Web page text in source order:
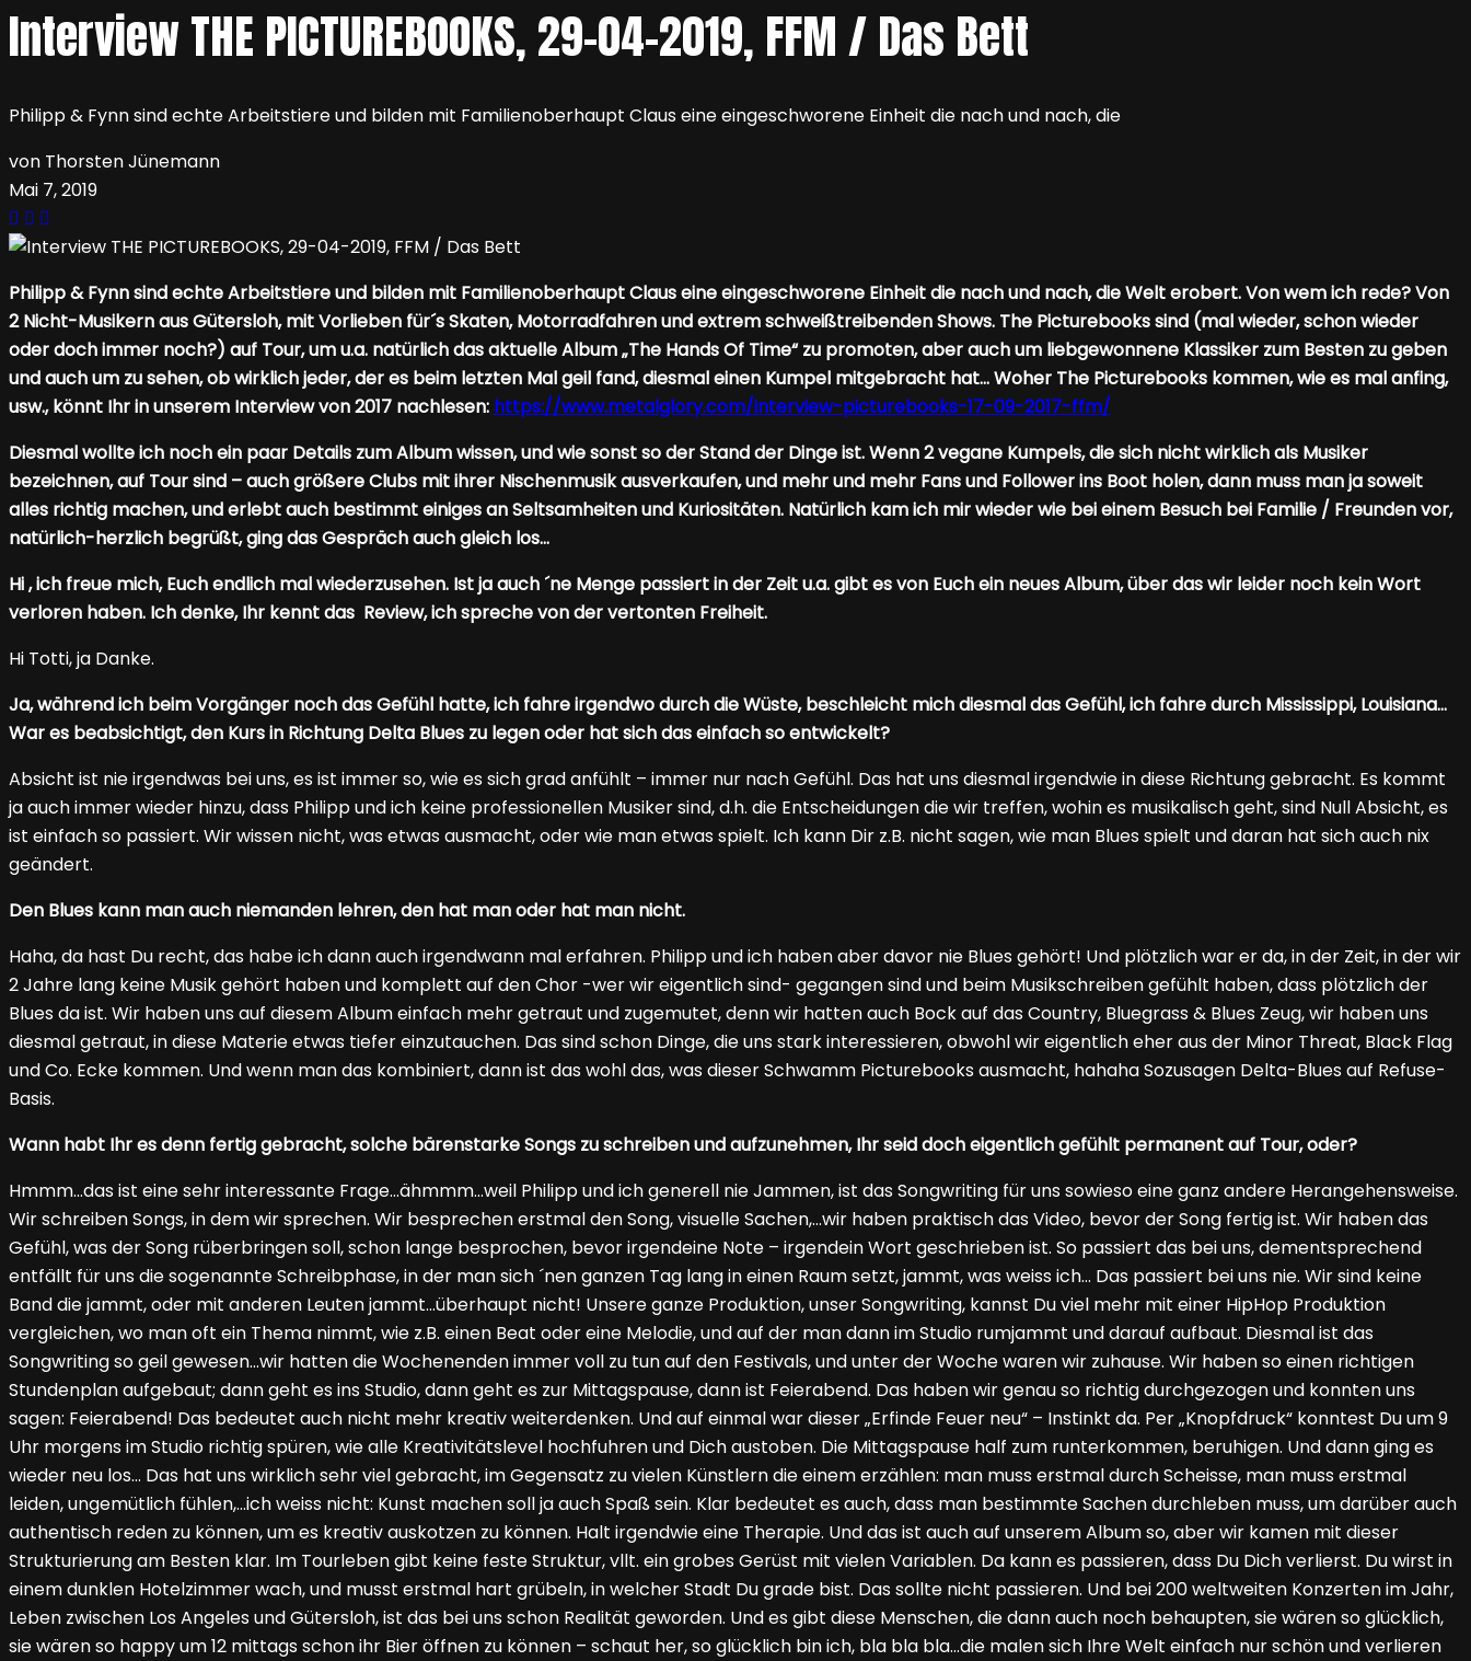
Interview THE PICTUREBOOKS, 29-04-2019, FFM / Das Bett
Philipp & Fynn sind echte Arbeitstiere und bilden mit Familienoberhaupt Claus eine eingeschworene Einheit die nach und nach, die
von Thorsten Jünemann
Mai 7, 2019
Philipp & Fynn sind echte Arbeitstiere und bilden mit Familienoberhaupt Claus eine eingeschworene Einheit die nach und nach, die Welt erobert. Von wem ich rede? Von
2 Nicht-Musikern aus Gütersloh, mit Vorlieben für´s Skaten, Motorradfahren und extrem schweißtreibenden Shows. The Picturebooks sind (mal wieder, schon wieder
oder doch immer noch?) auf Tour, um u.a. natürlich das aktuelle Album „The Hands Of Time“ zu promoten, aber auch um liebgewonnene Klassiker zum Besten zu geben
und auch um zu sehen, ob wirklich jeder, der es beim letzten Mal geil fand, diesmal einen Kumpel mitgebracht hat… Woher The Picturebooks kommen, wie es mal anfing,
usw., könnt Ihr in unserem Interview von 2017 nachlesen: https://www.metalglory.com/interview-picturebooks-17-09-2017-ffm/
Diesmal wollte ich noch ein paar Details zum Album wissen, und wie sonst so der Stand der Dinge ist. Wenn 2 vegane Kumpels, die sich nicht wirklich als Musiker
bezeichnen, auf Tour sind – auch größere Clubs mit ihrer Nischenmusik ausverkaufen, und mehr und mehr Fans und Follower ins Boot holen, dann muss man ja soweit
alles richtig machen, und erlebt auch bestimmt einiges an Seltsamheiten und Kuriositäten. Natürlich kam ich mir wieder wie bei einem Besuch bei Familie / Freunden vor,
natürlich-herzlich begrüßt, ging das Gespräch auch gleich los…
Hi , ich freue mich, Euch endlich mal wiederzusehen. Ist ja auch ´ne Menge passiert in der Zeit u.a. gibt es von Euch ein neues Album, über das wir leider noch kein Wort
verloren haben. Ich denke, Ihr kennt das Review, ich spreche von der vertonten Freiheit.
Hi Totti, ja Danke.
Ja, während ich beim Vorgänger noch das Gefühl hatte, ich fahre irgendwo durch die Wüste, beschleicht mich diesmal das Gefühl, ich fahre durch Mississippi, Louisiana…
War es beabsichtigt, den Kurs in Richtung Delta Blues zu legen oder hat sich das einfach so entwickelt?
Absicht ist nie irgendwas bei uns, es ist immer so, wie es sich grad anfühlt – immer nur nach Gefühl. Das hat uns diesmal irgendwie in diese Richtung gebracht. Es kommt
ja auch immer wieder hinzu, dass Philipp und ich keine professionellen Musiker sind, d.h. die Entscheidungen die wir treffen, wohin es musikalisch geht, sind Null Absicht, es
ist einfach so passiert. Wir wissen nicht, was etwas ausmacht, oder wie man etwas spielt. Ich kann Dir z.B. nicht sagen, wie man Blues spielt und daran hat sich auch nix
geändert.
Den Blues kann man auch niemanden lehren, den hat man oder hat man nicht.
Haha, da hast Du recht, das habe ich dann auch irgendwann mal erfahren. Philipp und ich haben aber davor nie Blues gehört! Und plötzlich war er da, in der Zeit, in der wir
2 Jahre lang keine Musik gehört haben und komplett auf den Chor -wer wir eigentlich sind- gegangen sind und beim Musikschreiben gefühlt haben, dass plötzlich der
Blues da ist. Wir haben uns auf diesem Album einfach mehr getraut und zugemutet, denn wir hatten auch Bock auf das Country, Bluegrass & Blues Zeug, wir haben uns
diesmal getraut, in diese Materie etwas tiefer einzutauchen. Das sind schon Dinge, die uns stark interessieren, obwohl wir eigentlich eher aus der Minor Threat, Black Flag
und Co. Ecke kommen. Und wenn man das kombiniert, dann ist das wohl das, was dieser Schwamm Picturebooks ausmacht, hahaha Sozusagen Delta-Blues auf Refuse-
Basis.
Wann habt Ihr es denn fertig gebracht, solche bärenstarke Songs zu schreiben und aufzunehmen, Ihr seid doch eigentlich gefühlt permanent auf Tour, oder?
Hmmm…das ist eine sehr interessante Frage…ähmmm…weil Philipp und ich generell nie Jammen, ist das Songwriting für uns sowieso eine ganz andere Herangehensweise.
Wir schreiben Songs, in dem wir sprechen. Wir besprechen erstmal den Song, visuelle Sachen,…wir haben praktisch das Video, bevor der Song fertig ist. Wir haben das
Gefühl, was der Song rüberbringen soll, schon lange besprochen, bevor irgendeine Note – irgendein Wort geschrieben ist. So passiert das bei uns, dementsprechend
entfällt für uns die sogenannte Schreibphase, in der man sich ´nen ganzen Tag lang in einen Raum setzt, jammt, was weiss ich… Das passiert bei uns nie. Wir sind keine
Band die jammt, oder mit anderen Leuten jammt…überhaupt nicht! Unsere ganze Produktion, unser Songwriting, kannst Du viel mehr mit einer HipHop Produktion
vergleichen, wo man oft ein Thema nimmt, wie z.B. einen Beat oder eine Melodie, und auf der man dann im Studio rumjammt und darauf aufbaut. Diesmal ist das
Songwriting so geil gewesen…wir hatten die Wochenenden immer voll zu tun auf den Festivals, und unter der Woche waren wir zuhause. Wir haben so einen richtigen
Stundenplan aufgebaut; dann geht es ins Studio, dann geht es zur Mittagspause, dann ist Feierabend. Das haben wir genau so richtig durchgezogen und konnten uns
sagen: Feierabend! Das bedeutet auch nicht mehr kreativ weiterdenken. Und auf einmal war dieser „Erfinde Feuer neu“ – Instinkt da. Per „Knopfdruck“ konntest Du um 9
Uhr morgens im Studio richtig spüren, wie alle Kreativitätslevel hochfuhren und Dich austoben. Die Mittagspause half zum runterkommen, beruhigen. Und dann ging es
wieder neu los… Das hat uns wirklich sehr viel gebracht, im Gegensatz zu vielen Künstlern die einem erzählen: man muss erstmal durch Scheisse, man muss erstmal
leiden, ungemütlich fühlen,…ich weiss nicht: Kunst machen soll ja auch Spaß sein. Klar bedeutet es auch, dass man bestimmte Sachen durchleben muss, um darüber auch
authentisch reden zu können, um es kreativ auskotzen zu können. Halt irgendwie eine Therapie. Und das ist auch auf unserem Album so, aber wir kamen mit dieser
Strukturierung am Besten klar. Im Tourleben gibt keine feste Struktur, vllt. ein grobes Gerüst mit vielen Variablen. Da kann es passieren, dass Du Dich verlierst. Du wirst in
einem dunklen Hotelzimmer wach, und musst erstmal hart grübeln, in welcher Stadt Du grade bist. Das sollte nicht passieren. Und bei 200 weltweiten Konzerten im Jahr,
Leben zwischen Los Angeles und Gütersloh, ist das bei uns schon Realität geworden. Und es gibt diese Menschen, die dann auch noch behaupten, sie wären so glücklich,
sie wären so happy um 12 mittags schon ihr Bier öffnen zu können – schaut her, so glücklich bin ich, bla bla bla…die malen sich Ihre Welt einfach nur schön und verlieren